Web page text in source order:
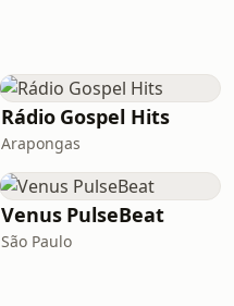
Rádio Gospel Hits
Arapongas
Venus PulseBeat
São Paulo